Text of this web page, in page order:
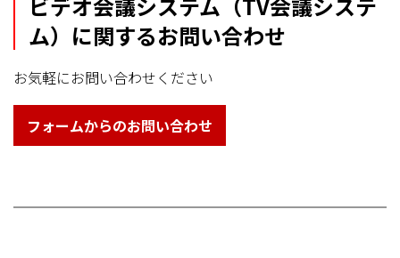
ム）に関するお問い合わせ
お気軽にお問い合わせください
フォームからのお問い合わせ